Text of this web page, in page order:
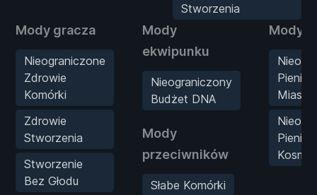
Stworzenia
Mody gracza
Nieograniczone
Zdrowie
Komórki
Zdrowie
Stworzenia
Stworzenie
Bez Głodu
Mody
ekwipunku
Nieograniczony
Budżet DNA
Mody
przeciwników
Słabe Komórki
Mody
Miasta